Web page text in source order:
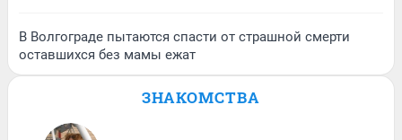
В Волгограде пытаются спасти от страшной смерти
оставшихся без мамы ежат
ЗНАКОМСТВА